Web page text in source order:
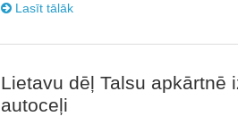
Lasīt tālāk
Lietavu dēļ Talsu apkārtnē
autoceļi